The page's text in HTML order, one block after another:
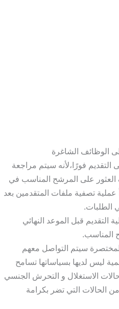
الوظائف الشاغرة
فورًا،لأنه سيتم مراجعة
على المرشح المناسب في
تصفية ملفات المتقدمين بعد
الطلبات.
التقديم قبل الموعد النهائي
المناسب.
سيتم التواصل معهم
ليس لديها بسياساتها تسامح
الاستغلال و التحرش الجنسي
الحالات التي تضر بكرامة